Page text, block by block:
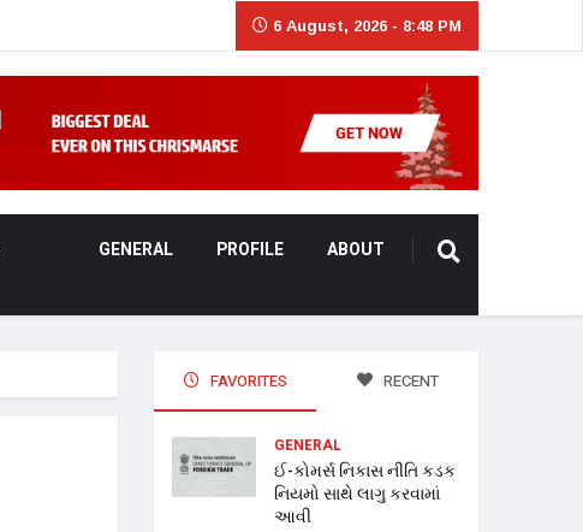
6 August, 2026 - 8:48 PM
GENERAL PROFILE ABOUT
FAVORITES RECENT
GENERAL
ઈ-કોમર્સ નિકાસ નીતિ કડક
નિયમો સાથે લાગુ કરવામાં
આવી